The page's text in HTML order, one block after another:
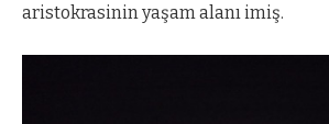
aristokrasinin yaşam alanı imiş.